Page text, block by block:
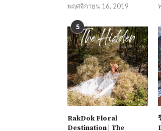
พฤศจิกายน 16, 2019
5
RakDok Floral
Destination | The